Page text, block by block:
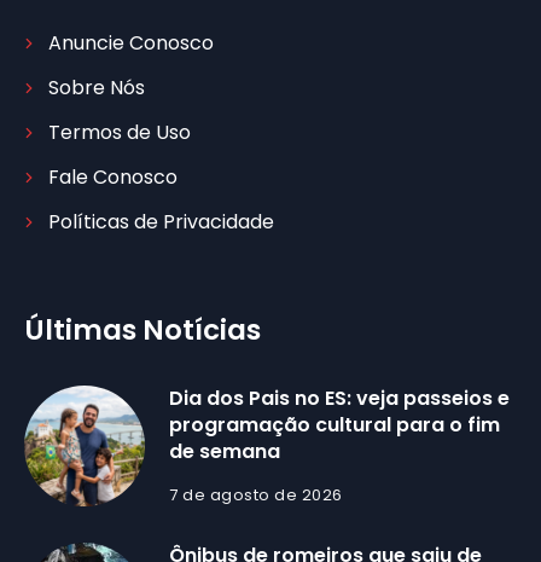
Anuncie Conosco
Sobre Nós
Termos de Uso
Fale Conosco
Políticas de Privacidade
Últimas Notícias
Dia dos Pais no ES: veja passeios e
programação cultural para o fim
de semana
7 de agosto de 2026
Ônibus de romeiros que saiu de